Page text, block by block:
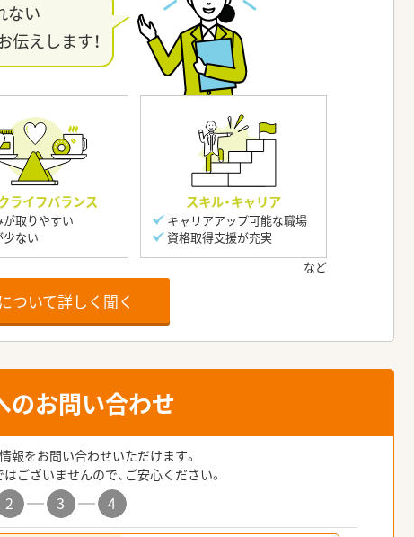
ない
伝えします！
ライフバランス
が取りやすい
ない
スキル・キャリア
キャリアアップ可能な職場
資格取得支援が充実
ついて詳しく聞く
のお問い合わせ
報をお問い合わせいただけます。
ございませんので、ご安心ください。
2 3 4